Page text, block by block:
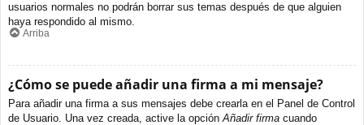
usuarios normales no podrán borrar sus temas después de que alguien
haya respondido al mismo.
Arriba
¿Cómo se puede añadir una firma a mi mensaje?
Para añadir una firma a sus mensajes debe crearla en el Panel de Control
de Usuario. Una vez creada, active la opción Añadir firma cuando